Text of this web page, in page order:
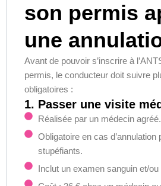
son permis
une
Avant de pouvoir s’inscrire à
permis, le conducteur doit suivre
obligatoires :
1. Passer une visite
Réalisée par un médecin agréé.
Obligatoire en cas d’annulation
stupéfiants.
Inclut un examen sanguin et/